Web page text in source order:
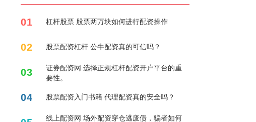
01 杠杆股票 股票两万块如何进行配资操作
02 股票配资杠杆 公牛配资真的可信吗？
03
证券配资网 选择正规杠杆配资开户平台的重
要性。
04 股票配资入门书籍 代理配资真的安全吗？
线上配资网 场外配资穿仓逃废债，骗者如何